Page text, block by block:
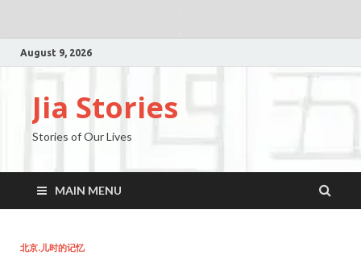
August 9, 2026
Jia Stories
Stories of Our Lives
MAIN MENU
北京.儿时的记忆